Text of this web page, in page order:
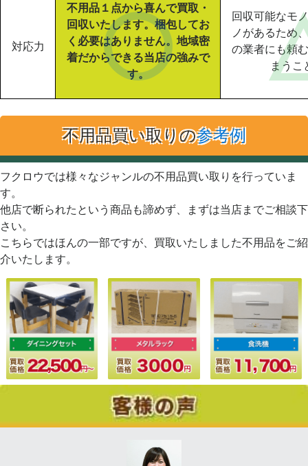
対応力
不用品１点から喜んで買取・
回収いたします。梱包してお
く必要はありません。地域密
着だからできる当店の強みで
す。
回収可能なモ
ノがあるため
の業者にも頼
まうこ
不用品買い取りの参考例
フクロウでは様々なジャンルの不用品買い取りを行っていま
す。
他店で断られたという商品も諦めず、まずは当店までご相談下
さい。
こちらではほんの一部ですが、買取いたしました不用品をご紹
介いたします。